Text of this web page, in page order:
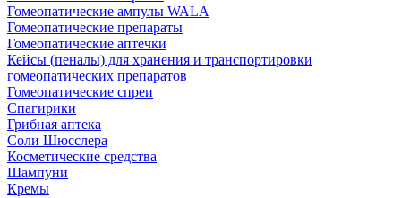
Гомеопатические ампулы WALA
Гомеопатические препараты
Гомеопатические аптечки
Кейсы (пеналы) для хранения и транспортировки
гомеопатических препаратов
Гомеопатические спреи
Спагирики
Грибная аптека
Соли Шюсслера
Косметические средства
Шампуни
Кремы